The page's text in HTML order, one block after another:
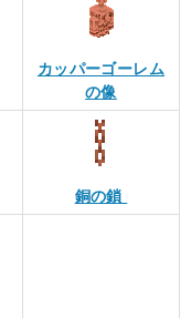
カッパーゴーレム
の像
銅の鎖